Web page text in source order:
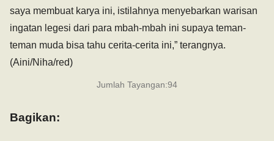
saya membuat karya ini, istilahnya menyebarkan warisan
ingatan legesi dari para mbah-mbah ini supaya teman-
teman muda bisa tahu cerita-cerita ini,” terangnya.
(Aini/Niha/red)
Jumlah Tayangan:94
Bagikan: